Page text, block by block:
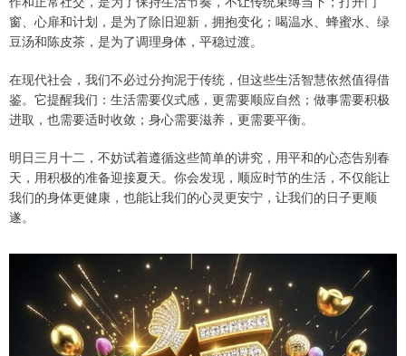
窗、心扉和计划，是为了除旧迎新，拥抱变化；喝温水、蜂蜜水、绿
豆汤和陈皮茶，是为了调理身体，平稳过渡。
在现代社会，我们不必过分拘泥于传统，但这些生活智慧依然值得借
鉴。它提醒我们：生活需要仪式感，更需要顺应自然；做事需要积极
进取，也需要适时收敛；身心需要滋养，更需要平衡。
明日三月十二，不妨试着遵循这些简单的讲究，用平和的心态告别春
天，用积极的准备迎接夏天。你会发现，顺应时节的生活，不仅能让
我们的身体更健康，也能让我们的心灵更安宁，让我们的日子更顺
遂。